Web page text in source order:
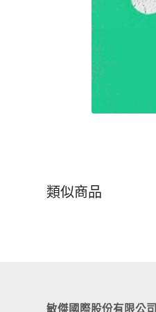
類似商品
敏傑國際股份有限公司